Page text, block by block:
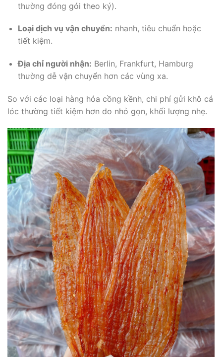
thường đóng gói theo ký).
Loại dịch vụ vận chuyển: nhanh, tiêu chuẩn hoặc
tiết kiệm.
Địa chỉ người nhận: Berlin, Frankfurt, Hamburg
thường dễ vận chuyển hơn các vùng xa.
So với các loại hàng hóa cồng kềnh, chi phí gửi khô cá
lóc thường tiết kiệm hơn do nhỏ gọn, khối lượng nhẹ.